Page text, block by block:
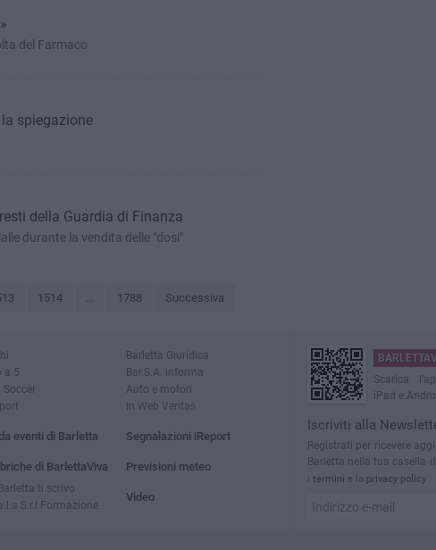
del Farmaco
spiegazione
della Guardia di Finanza
durante la vendita delle "dosi"
1514 ... 1788 Successiva
a 5
Soccer
eventi di Barletta
di BarlettaViva
ti scrivo
S.r.l Formazione
Barletta Giuridica
Bar.S.A. informa
Auto e motori
In Web Veritas
Segnalazioni iReport
Previsioni meteo
Video
Scarica
iPad e
Iscriviti alla
Registrati per ricevere
Barletta nella tua casella
i termini e la privacy policy